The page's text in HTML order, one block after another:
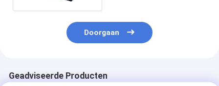
Doorgaan
Geadviseerde Producten